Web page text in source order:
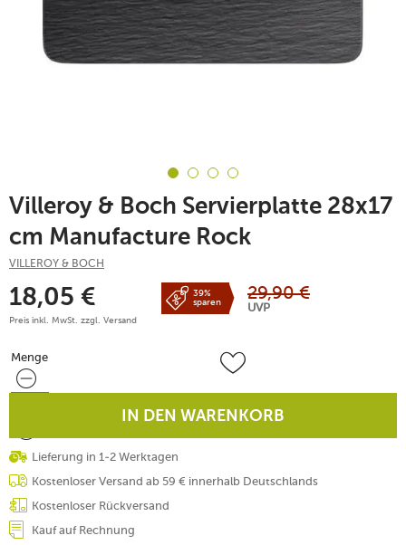
Villeroy & Boch Servierplatte 28x17
cm Manufacture Rock
VILLEROY & BOCH
18,05 €
Preis inkl. MwSt. zzgl. Versand
39%
sparen
29,90 €
UVP
Menge
Menge
IN DEN WARENKORB
Lieferung in 1-2 Werktagen
Kostenloser Versand ab 59 € innerhalb Deutschlands
Kostenloser Rückversand
Kauf auf Rechnung